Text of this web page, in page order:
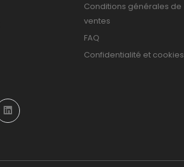
Conditions générales de
ventes
FAQ
Confidentialité et cookies